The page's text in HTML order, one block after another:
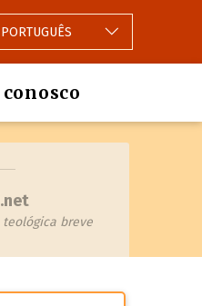
PORTUGUÊS
teológica breve